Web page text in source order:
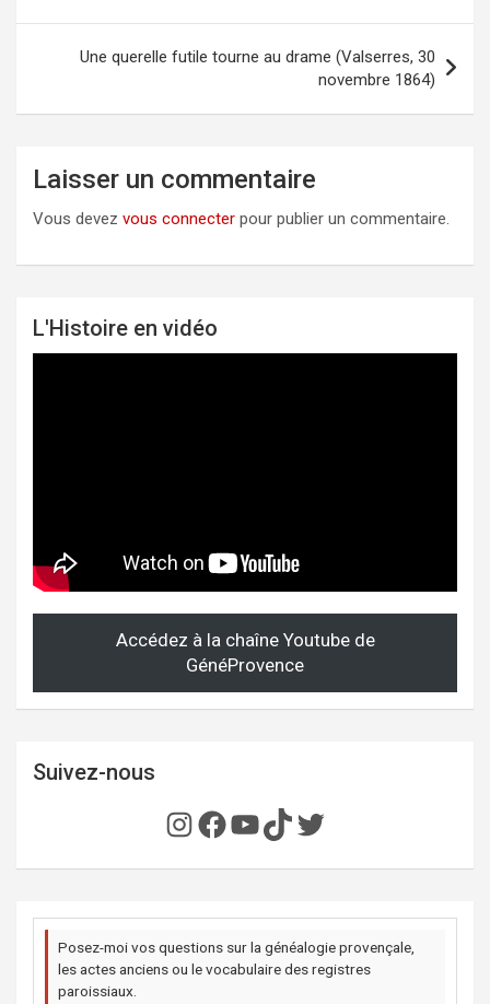
l’article
Une querelle futile tourne au drame (Valserres, 30
novembre 1864)
Laisser un commentaire
Vous devez vous connecter pour publier un commentaire.
L'Histoire en vidéo
Accédez à la chaîne Youtube de
GénéProvence
Suivez-nous
Instagram
Facebook
YouTube
TikTok
Twitter
Posez-moi vos questions sur la généalogie provençale,
les actes anciens ou le vocabulaire des registres
paroissiaux.